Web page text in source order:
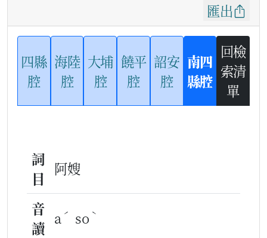
匯出
四縣
腔
海陸
腔
大埔
腔
饒平
腔
詔安
腔
南四
縣腔
回檢
索清
單
詞
目
阿嫂
音
讀
a ˊ so ˋ